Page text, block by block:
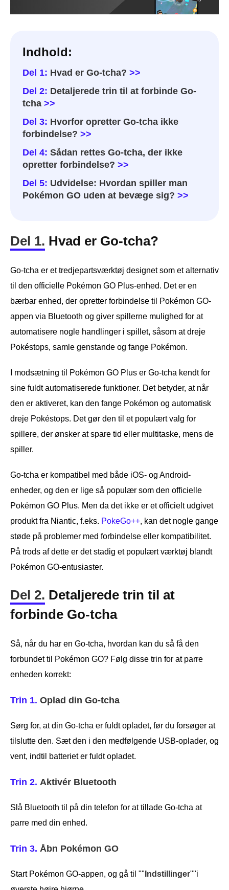
Indhold:
Del 1: Hvad er Go-tcha? >>
Del 2: Detaljerede trin til at forbinde Go-
tcha >>
Del 3: Hvorfor opretter Go-tcha ikke
forbindelse? >>
Del 4: Sådan rettes Go-tcha, der ikke
opretter forbindelse? >>
Del 5: Udvidelse: Hvordan spiller man
Pokémon GO uden at bevæge sig? >>
Del 1. Hvad er Go-tcha?
Go-tcha er et tredjepartsværktøj designet som et alternativ
til den officielle Pokémon GO Plus-enhed. Det er en
bærbar enhed, der opretter forbindelse til Pokémon GO-
appen via Bluetooth og giver spillerne mulighed for at
automatisere nogle handlinger i spillet, såsom at dreje
Pokéstops, samle genstande og fange Pokémon.
I modsætning til Pokémon GO Plus er Go-tcha kendt for
sine fuldt automatiserede funktioner. Det betyder, at når
den er aktiveret, kan den fange Pokémon og automatisk
dreje Pokéstops. Det gør den til et populært valg for
spillere, der ønsker at spare tid eller multitaske, mens de
spiller.
Go-tcha er kompatibel med både iOS- og Android-
enheder, og den er lige så populær som den officielle
Pokémon GO Plus. Men da det ikke er et officielt udgivet
produkt fra Niantic, f.eks. PokeGo++, kan det nogle gange
støde på problemer med forbindelse eller kompatibilitet.
På trods af dette er det stadig et populært værktøj blandt
Pokémon GO-entusiaster.
Del 2. Detaljerede trin til at
forbinde Go-tcha
Så, når du har en Go-tcha, hvordan kan du så få den
forbundet til Pokémon GO? Følg disse trin for at parre
enheden korrekt:
Trin 1. Oplad din Go-tcha
Sørg for, at din Go-tcha er fuldt opladet, før du forsøger at
tilslutte den. Sæt den i den medfølgende USB-oplader, og
vent, indtil batteriet er fuldt opladet.
Trin 2. Aktivér Bluetooth
Slå Bluetooth til på din telefon for at tillade Go-tcha at
parre med din enhed.
Trin 3. Åbn Pokémon GO
Start Pokémon GO-appen, og gå til "" Indstillinger""i